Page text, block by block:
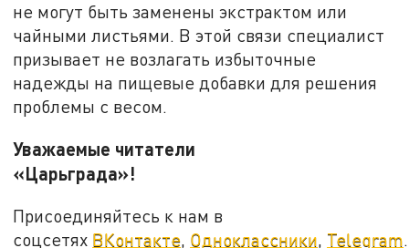
не могут быть заменены экстрактом или
чайными листьями. В этой связи специалист
призывает не возлагать избыточные
надежды на пищевые добавки для решения
проблемы с весом.
Уважаемые читатели
«Царьграда»!
Присоединяйтесь к нам в
соцсетях ВКонтакте Одноклассники Telegram